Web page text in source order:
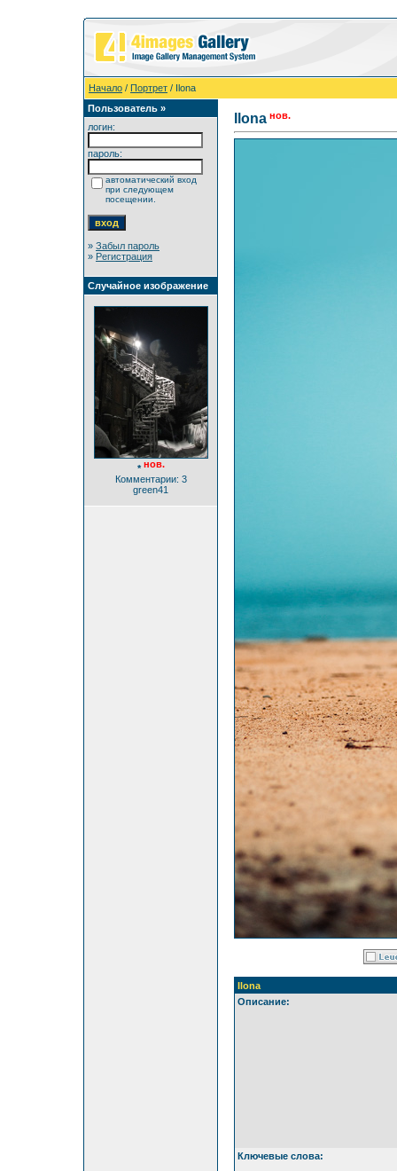
Начало / Портрет / Ilona
Пользователь »
логин:
пароль:
автоматический вход
при следующем
посещении.
» Забыл пароль
» Регистрация
Случайное изображение
* нов.
Комментарии: 3
green41
Ilona нов.
Ilona
Описание:
Ключевые слова: